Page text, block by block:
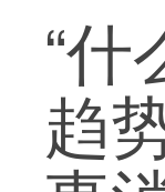
“
趋